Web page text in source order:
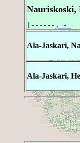
Nauriskoski,
|------ , -
Ala-Jaskari,
Ala-Jaskari,